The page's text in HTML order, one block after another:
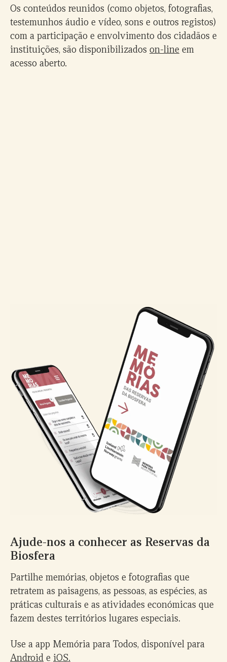
Os conteúdos reunidos (como objetos, fotografias,
testemunhos áudio e vídeo, sons e outros registos)
com a participação e envolvimento dos cidadãos e
instituições, são disponibilizados on-line em
acesso aberto.
Ajude-nos a conhecer as Reservas da
Biosfera
Partilhe memórias, objetos e fotografias que
retratem as paisagens, as pessoas, as espécies, as
práticas culturais e as atividades económicas que
fazem destes territórios lugares especiais.
Use a app Memória para Todos, disponível para
Android e iOS.